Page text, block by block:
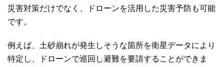
災害対策だけでなく、ドローンを活用した災害予防も可能
です。
例えば、土砂崩れが発生しそうな箇所を衛星データにより
特定し、ドローンで巡回し避難を要請することができま